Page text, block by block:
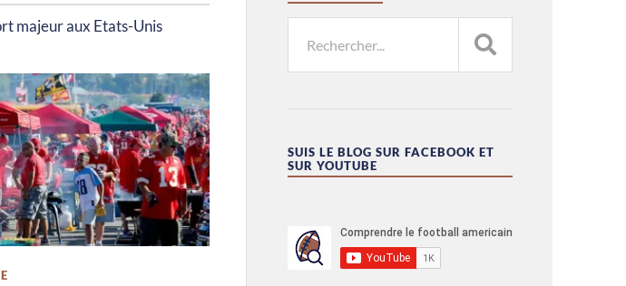
majeur aux Etats-Unis
SUIS LE BLOG SUR FACEBOOK ET
SUR YOUTUBE